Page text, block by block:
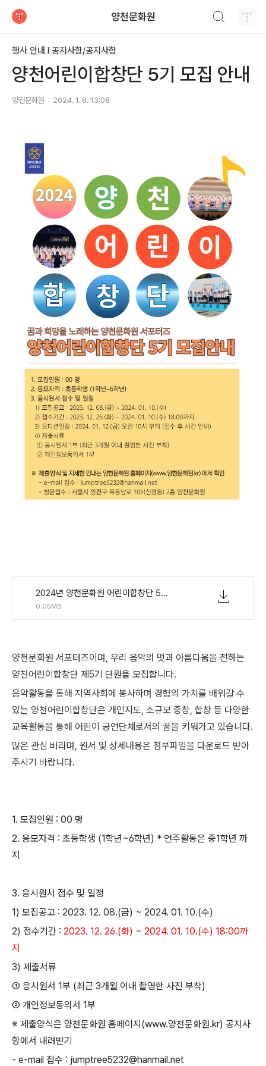
양천문화원
행사 안내 Ι 공지사항/공지사항
양천어린이합창단 5기 모집 안내
양천문화원 2024. 1. 8. 13:08
2024년 양천문화원 어린이합창단 5기 모집안내.hwp
0.05MB
양천문화원 서포터즈이며, 우리 음악의 멋과 아름다움을 전하는
양천어린이합창단 제5기 단원을 모집합니다.
음악활동을 통해 지역사회에 봉사하며 경험의 가치를 배워갈 수
있는 양천어린이합창단은 개인지도, 소규모 중창, 합창 등 다양한
교육활동을 통해 어린이 공연단체로서의 꿈을 키워가고 있습니다.
많은 관심 바라며, 원서 및 상세내용은 첨부파일을 다운로드 받아
주시기 바랍니다.
1. 모집인원 : 00 명
2. 응모자격 : 초등학생 (1학년 ~6학년) * 연주활동은 중1학년 까
지
3. 응시원서 접수 및 일정
1) 모집공고 : 2023. 12. 08.(금) ~ 2024. 01. 10.(수)
2) 접수기간 : 2023. 12. 26.(화) ~ 2024. 01. 10.(수) 18:00까
지
3) 제출서류
① 응시원서 1부 (최근 3개월 이내 촬영한 사진 부착)
② 개인정보동의서 1부
※ 제출양식은 양천문화원 홈페이지 (www.양천문화원.kr) 공지사
항에서 내려받기
- e-mail 접수 : jumptree5232@hanmail.net